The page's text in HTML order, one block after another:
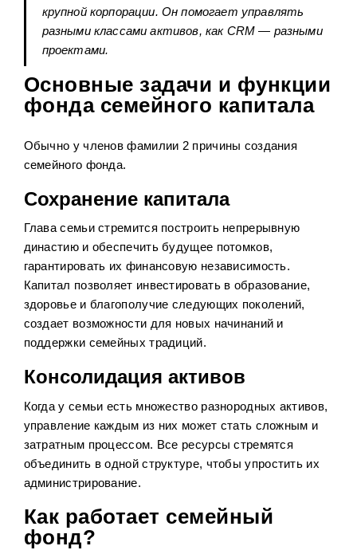
крупной корпорации. Он помогает управлять
разными классами активов, как CRM — разными
проектами.
Основные задачи и функции
фонда семейного капитала
Обычно у членов фамилии 2 причины создания
семейного фонда.
Сохранение капитала
Глава семьи стремится построить непрерывную
династию и обеспечить будущее потомков,
гарантировать их финансовую независимость.
Капитал позволяет инвестировать в образование,
здоровье и благополучие следующих поколений,
создает возможности для новых начинаний и
поддержки семейных традиций.
Консолидация активов
Когда у семьи есть множество разнородных активов,
управление каждым из них может стать сложным и
затратным процессом. Все ресурсы стремятся
объединить в одной структуре, чтобы упростить их
администрирование.
Как работает семейный
фонд?